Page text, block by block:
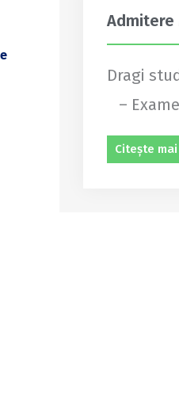
Admitere
Dragi
–
Citește